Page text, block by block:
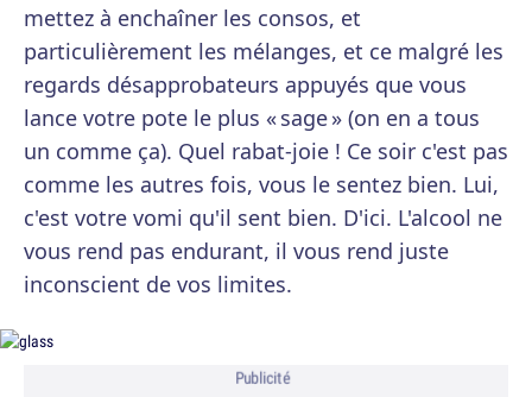
mettez à enchaîner les consos, et
particulièrement les mélanges, et ce malgré les
regards désapprobateurs appuyés que vous
lance votre pote le plus « sage » (on en a tous
un comme ça). Quel rabat-joie ! Ce soir c'est pas
comme les autres fois, vous le sentez bien. Lui,
c'est votre vomi qu'il sent bien. D'ici. L'alcool ne
vous rend pas endurant, il vous rend juste
inconscient de vos limites.
Publicité